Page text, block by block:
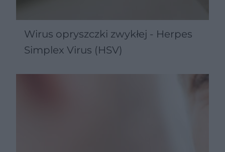
Wirus opryszczki zwykłej - Herpes
Simplex Virus (HSV)